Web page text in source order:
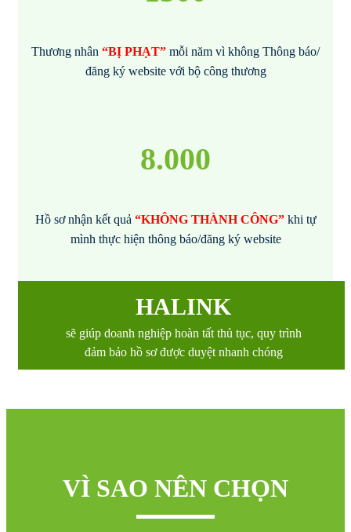
Thương nhân “BỊ PHẠT” mỗi năm vì không Thông báo/
đăng ký website với bộ công thương
8.000
Hồ sơ nhận kết quả “KHÔNG THÀNH CÔNG”khi tự
mình thực hiện thông báo/đăng ký website
HALINK
sẽ giúp doanh nghiệp hoàn tất thủ tục, quy trình
đảm bảo hồ sơ được duyệt nhanh chóng
VÌ SAO NÊN CHỌN